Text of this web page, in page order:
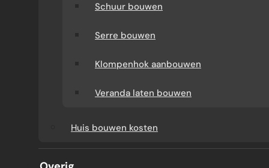
Schuur bouwen
Serre bouwen
Klompenhok aanbouwen
Veranda laten bouwen
Huis bouwen kosten
AANBOUW KOSTEN EN
REGELGEVING
aanbouw duurder wordt door vergeten